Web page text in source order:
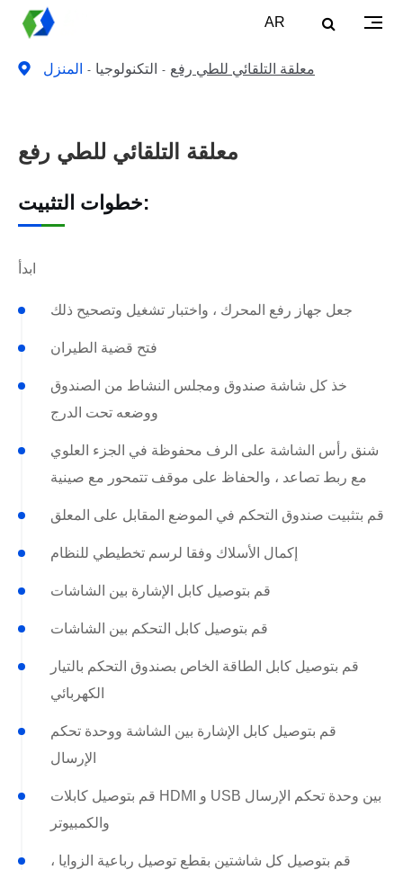
AR
المنزل التكنولوجيا معلقة التلقائي للطي رفع
معلقة التلقائي للطي رفع
خطوات التثبيت:
ابدأ
جعل جهاز رفع المحرك ، واختبار تشغيل وتصحيح ذلك
فتح قضية الطيران
خذ كل شاشة صندوق ومجلس النشاط من الصندوق
ووضعه تحت الدرج
شنق رأس الشاشة على الرف محفوظة في الجزء العلوي
مع ربط تصاعد ، والحفاظ على موقف تتمحور مع صينية
قم بتثبيت صندوق التحكم في الموضع المقابل على المعلق
إكمال الأسلاك وفقا لرسم تخطيطي للنظام
قم بتوصيل كابل الإشارة بين الشاشات
قم بتوصيل كابل التحكم بين الشاشات
قم بتوصيل كابل الطاقة الخاص بصندوق التحكم بالتيار
الكهربائي
قم بتوصيل كابل الإشارة بين الشاشة ووحدة تحكم
الإرسال
قم بتوصيل كابلات HDMI و USB بين وحدة تحكم الإرسال
والكمبيوتر
قم بتوصيل كل شاشتين بقطع توصيل رباعية الزوايا ،